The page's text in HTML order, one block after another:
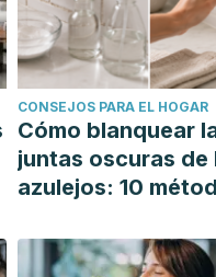
CONSEJOS PARA EL HOGAR
Cómo blanquear
juntas oscuras de
azulejos: 10